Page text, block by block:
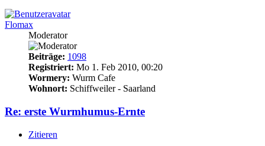
Flomax
Moderator
Beiträge: 1098
Registriert: Mo 1. Feb 2010, 00:20
Wormery: Wurm Cafe
Wohnort: Schiffweiler - Saarland
Re: erste Wurmhumus-Ernte
Zitieren